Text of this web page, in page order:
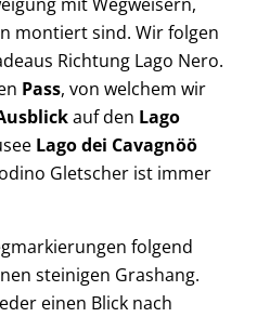
montiert sind. Wir folgen
Richtung Lago Nero.
Pass, von welchem wir
auf den Lago
Lago dei Cavagnöö
Gletscher ist immer
folgend
steinigen Grashang.
einen Blick nach